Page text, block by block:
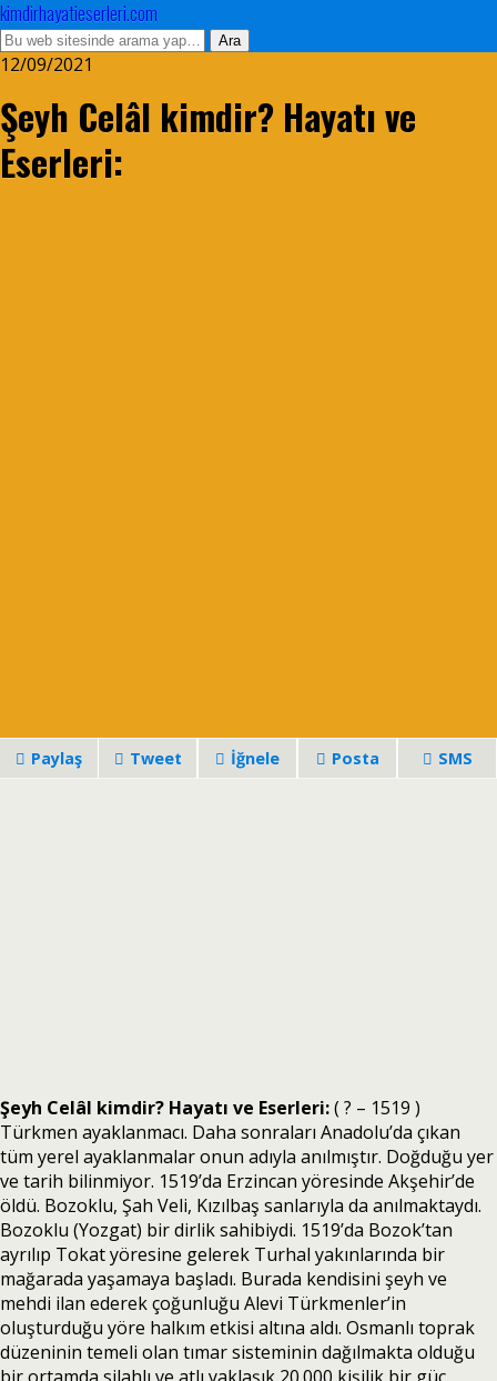
kimdirhayatieserleri.com
12/09/2021
Şeyh Celâl kimdir? Hayatı ve
Eserleri:
Paylaş Tweet İğnele Posta SMS
Şeyh Celâl kimdir? Hayatı ve Eserleri:( ? – 1519 )
Türkmen ayaklanmacı. Daha sonraları Anadolu’da çıkan
tüm yerel ayaklanmalar onun adıyla anılmıştır. Doğduğu yer
ve tarih bilinmiyor. 1519’da Erzincan yöresinde Akşehir’de
öldü. Bozoklu, Şah Veli, Kızılbaş sanlarıyla da anılmaktaydı.
Bozoklu (Yozgat) bir dirlik sahibiydi. 1519’da Bozok’tan
ayrılıp Tokat yöresine gelerek Turhal yakınlarında bir
mağarada yaşamaya başladı. Burada kendisini şeyh ve
mehdi ilan ederek çoğunluğu Alevi Türkmenler’in
oluşturduğu yöre halkım etkisi altına aldı. Osmanlı toprak
düzeninin temeli olan tımar sisteminin dağılmakta olduğu